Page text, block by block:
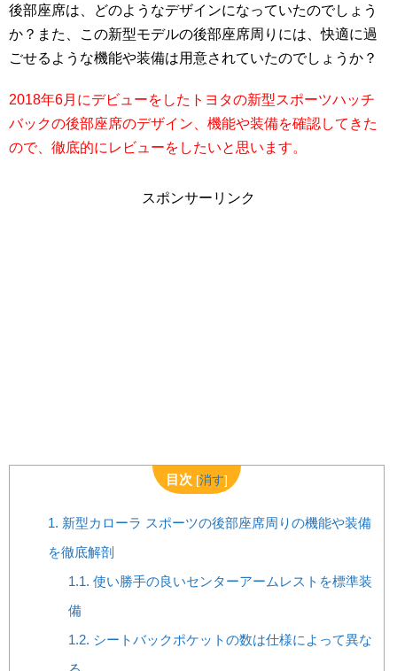
後部座席は、どのようなデザインになっていたのでしょう
か？また、この新型モデルの後部座席周りには、快適に過
ごせるような機能や装備は用意されていたのでしょうか？
2018年6月にデビューをしたトヨタの新型スポーツハッチ
バックの後部座席のデザイン、機能や装備を確認してきた
ので、徹底的にレビューをしたいと思います。
スポンサーリンク
目次 [消す]
1. 新型カローラ スポーツの後部座席周りの機能や装備
を徹底解剖
1.1. 使い勝手の良いセンターアームレストを標準装
備
1.2. シートバックポケットの数は仕様によって異な